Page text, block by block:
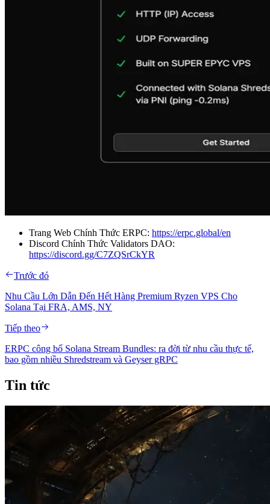
Trang Web Chính Thức ERPC: https://erpc.global/en
Discord Chính Thức Validators DAO:
https://discord.gg/C7ZQSrCkYR
Trước đó
Nhu Cầu Lớn Dẫn Đến Hết Hàng Premium Ryzen VPS Cho
Solana Tại FRA, AMS, NY
Tiếp theo
ERPC công bố Solana Stream Bundles: ra đời từ nhu cầu thực tế,
bao gồm nhiều Shredstream và Geyser gRPC
Tin tức